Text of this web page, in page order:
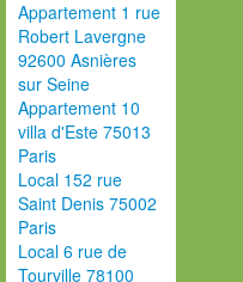
Appartement 1 rue
Robert Lavergne
92600 Asnières
sur Seine
Appartement 10
villa d'Este 75013
Paris
Local 152 rue
Saint Denis 75002
Paris
Local 6 rue de
Tourville 78100